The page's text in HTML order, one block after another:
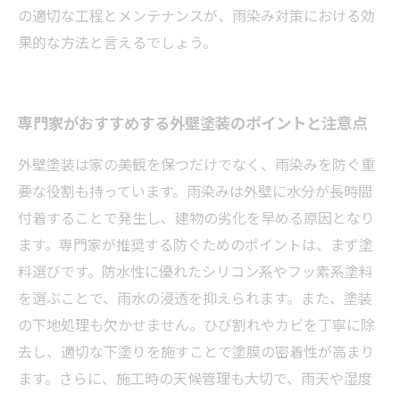
の適切な工程とメンテナンスが、雨染み対策における効
果的な方法と言えるでしょう。
専門家がおすすめする外壁塗装のポイントと注意点
外壁塗装は家の美観を保つだけでなく、雨染みを防ぐ重
要な役割も持っています。雨染みは外壁に水分が長時間
付着することで発生し、建物の劣化を早める原因となり
ます。専門家が推奨する防ぐためのポイントは、まず塗
料選びです。防水性に優れたシリコン系やフッ素系塗料
を選ぶことで、雨水の浸透を抑えられます。また、塗装
の下地処理も欠かせません。ひび割れやカビを丁寧に除
去し、適切な下塗りを施すことで塗膜の密着性が高まり
ます。さらに、施工時の天候管理も大切で、雨天や湿度